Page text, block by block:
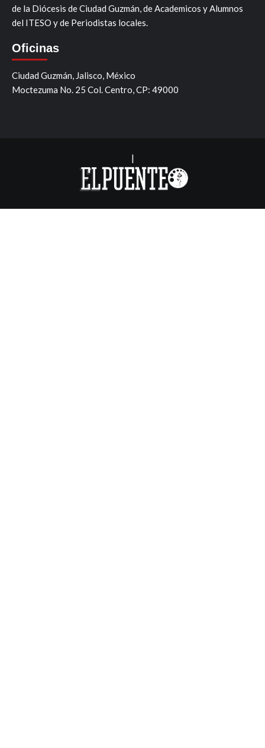
de la Diócesis de Ciudad Guzmán, de Academicos y Alumnos
del ITESO y de Periodistas locales.
Oficinas
Ciudad Guzmán, Jalisco, México
Moctezuma No. 25 Col. Centro, CP: 49000
|